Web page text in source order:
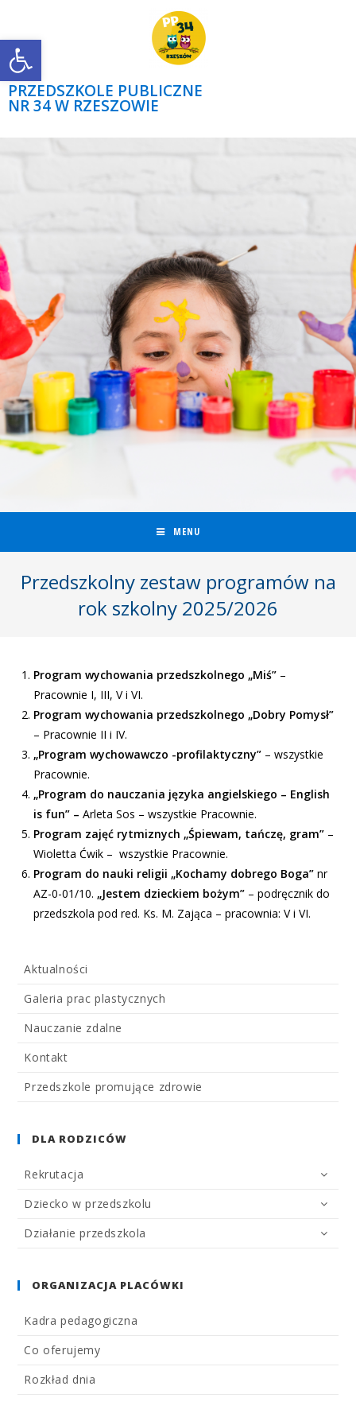
Open toolbar
PRZEDSZKOLE PUBLICZNE
NR 34 W RZESZOWIE
MENU
Przedszkolny zestaw programów na
rok szkolny 2025/2026
Program wychowania przedszkolnego „Miś” –
Pracownie I, III, V i VI.
Program wychowania przedszkolnego „Dobry Pomysł”
– Pracownie II i IV.
„Program wychowawczo -profilaktyczny” – wszystkie
Pracownie.
„Program do nauczania języka angielskiego – English
is fun” – Arleta Sos – wszystkie Pracownie.
Program zajęć rytmiznych „Śpiewam, tańczę, gram” –
Wioletta Ćwik – wszystkie Pracownie.
Program do nauki religii „Kochamy dobrego Boga” nr
AZ-0-01/10. „Jestem dzieckiem bożym” – podręcznik do
przedszkola pod red. Ks. M. Zająca – pracownia: V i VI.
Aktualności
Galeria prac plastycznych
Nauczanie zdalne
Kontakt
Przedszkole promujące zdrowie
DLA RODZICÓW
Rekrutacja
Dziecko w przedszkolu
Działanie przedszkola
ORGANIZACJA PLACÓWKI
Kadra pedagogiczna
Co oferujemy
Rozkład dnia